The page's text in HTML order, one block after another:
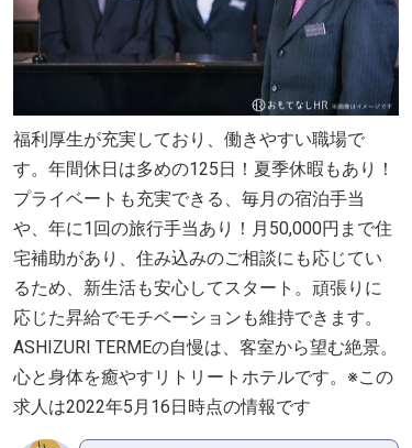
福利厚生が充実しており、働きやすい職場で
す。年間休日は多めの125日！夏季休暇もあり！
プライベートも充実できる、毎月の宿泊手当
や、年に1回の旅行手当あり！月50,000円まで住
宅補助があり、住み込みのご相談にも応じてい
るため、新生活も安心してスタート。頑張りに
応じた昇給でモチベーションも維持できます。
ASHIZURI TERMEの自慢は、客室から望む絶景。
心と身体を癒やすリトリートホテルです。※この
求人は2022年5月16日時点の情報です